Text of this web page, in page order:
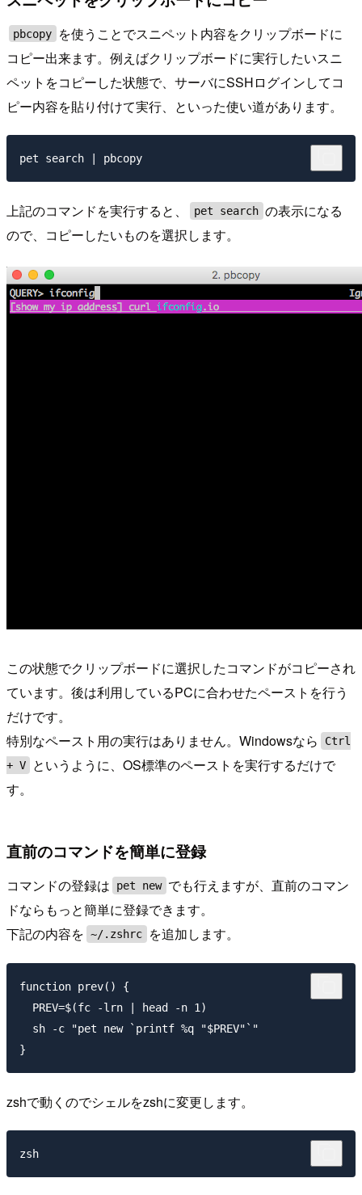
pbcopy
を使うことでスニペット内容をクリップボードに
コピー出来ます。例えばクリップボードに実行したいスニ
ペットをコピーした状態で、サーバにSSHログインしてコ
ピー内容を貼り付けて実行、といった使い道があります。
上記のコマンドを実行すると、 pet search の表示になる
ので、コピーしたいものを選択します。
この状態でクリップボードに選択したコマンドがコピーされ
ています。後は利用しているPCに合わせたペーストを行う
だけです。
特別なペースト用の実行はありません。Windowsなら
Ctrl
+ V
というように、OS標準のペーストを実行するだけで
す。
直前のコマンドを簡単に登録
コマンドの登録は pet new でも行えますが、直前のコマン
ドならもっと簡単に登録できます。
下記の内容を ~/.zshrc を追加します。
function prev() {
  PREV=$(fc -lrn | head -n 1)
  sh -c "pet new `printf %q "$PREV"`"
zshで動くのでシェルをzshに変更します。